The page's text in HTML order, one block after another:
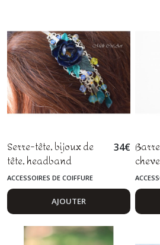
Serre-tête, bijoux de
tête, headband
romantique fleur bleu
nuit
34€
ACCESSOIRES DE COIFFURE
AJOUTER